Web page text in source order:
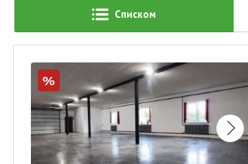
Списком
%